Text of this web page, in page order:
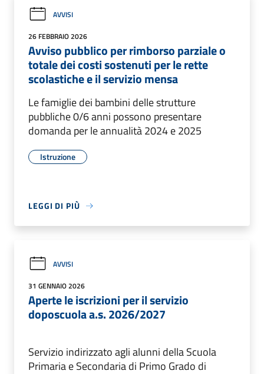
AVVISI
26 FEBBRAIO 2026
Avviso pubblico per rimborso parziale o
totale dei costi sostenuti per le rette
scolastiche e il servizio mensa
Le famiglie dei bambini delle strutture
pubbliche 0/6 anni possono presentare
domanda per le annualità 2024 e 2025
Istruzione
LEGGI DI PIÙ
AVVISI
31 GENNAIO 2026
Aperte le iscrizioni per il servizio
doposcuola a.s. 2026/2027
Servizio indirizzato agli alunni della Scuola
Primaria e Secondaria di Primo Grado di